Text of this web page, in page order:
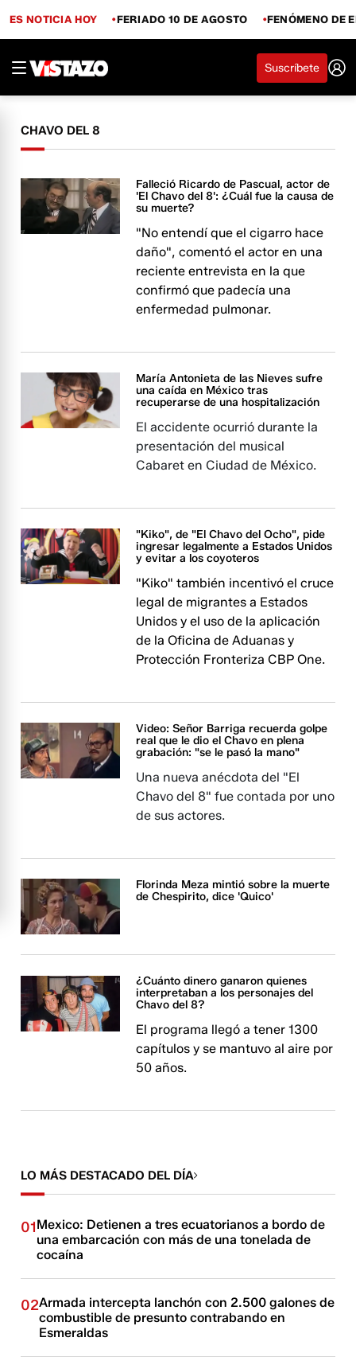
ES NOTICIA HOY FERIADO 10 DE AGOSTO FENÓMENO DE
Suscríbete
CHAVO DEL 8
Falleció Ricardo de Pascual, actor de
'El Chavo del 8': ¿Cuál fue la causa de
su muerte?
"No entendí que el cigarro hace
daño", comentó el actor en una
reciente entrevista en la que
confirmó que padecía una
enfermedad pulmonar.
María Antonieta de las Nieves sufre
una caída en México tras
recuperarse de una hospitalización
El accidente ocurrió durante la
presentación del musical
Cabaret en Ciudad de México.
"Kiko", de "El Chavo del Ocho", pide
ingresar legalmente a Estados Unidos
y evitar a los coyoteros
"Kiko" también incentivó el cruce
legal de migrantes a Estados
Unidos y el uso de la aplicación
de la Oficina de Aduanas y
Protección Fronteriza CBP One.
Video: Señor Barriga recuerda golpe
real que le dio el Chavo en plena
grabación: "se le pasó la mano"
Una nueva anécdota del "El
Chavo del 8" fue contada por uno
de sus actores.
Florinda Meza mintió sobre la muerte
de Chespirito, dice 'Quico'
¿Cuánto dinero ganaron quienes
interpretaban a los personajes del
Chavo del 8?
El programa llegó a tener 1300
capítulos y se mantuvo al aire por
50 años.
LO MÁS DESTACADO DEL DÍA
01Mexico: Detienen a tres ecuatorianos a bordo de
una embarcación con más de una tonelada de
cocaína
02Armada intercepta lanchón con 2.500 galones de
combustible de presunto contrabando en
Esmeraldas